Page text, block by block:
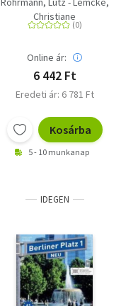
Buch + online
Christiane
Online ár:
6 442 Ft
Eredeti ár: 6 781 Ft
Kosárba
5 - 10 munkanap
IDEGEN